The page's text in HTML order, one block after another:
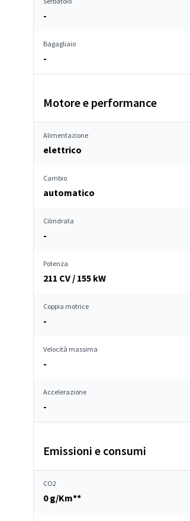
-
Bagagliaio
-
Motore e performance
Alimentazione
elettrico
Cambio
automatico
Cilindrata
-
Potenza
211 CV / 155 kW
Coppia motrice
-
Velocità massima
-
Accelerazione
-
Emissioni e consumi
CO2
0 g/Km**